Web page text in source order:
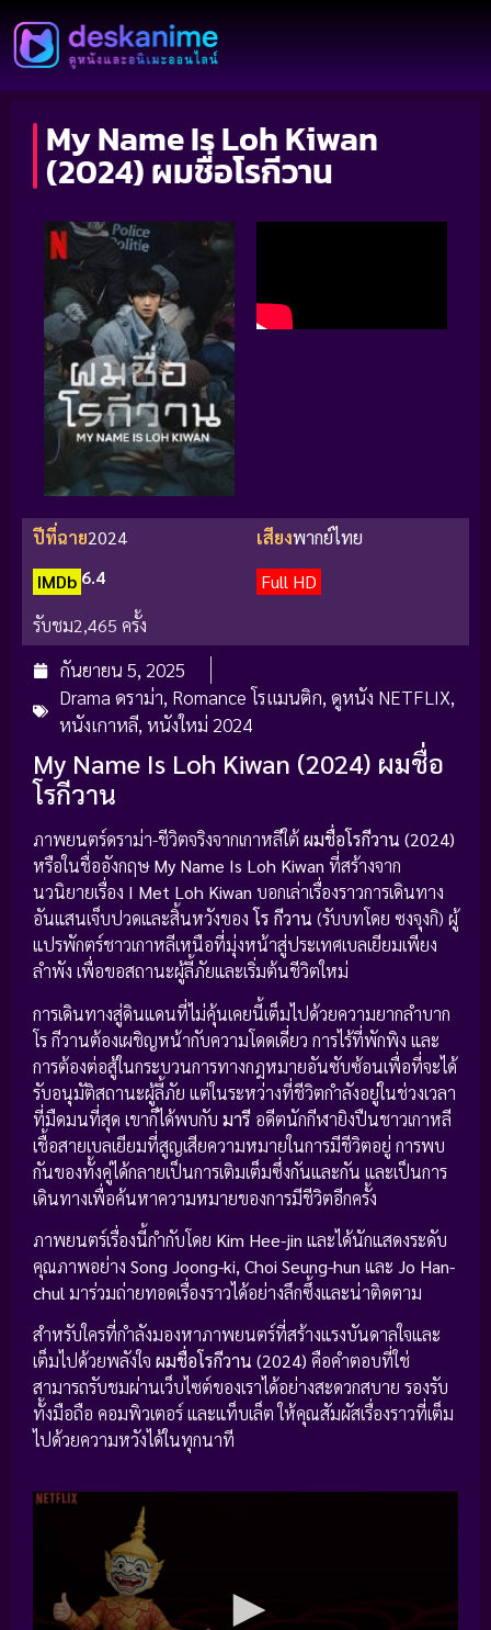
My Name Is Loh Kiwan
(2024) ผมชื่อโรกีวาน
ปีที่ฉาย2024 เสียงพากย์ไทย
IMDb 6.4
Full HD
รับชม2,465 ครั้ง
กันยายน 5, 2025
Drama ดราม่า, Romance โรแมนติก, ดูหนัง NETFLIX,
หนังเกาหลี, หนังใหม่ 2024
My Name Is Loh Kiwan (2024) ผมชื่อ
โรกีวาน
ภาพยนตร์ดราม่า-ชีวิตจริงจากเกาหลีใต้ผมชื่อโรกีวาน (2024)
หรือในชื่ออังกฤษMy Name Is Loh Kiwan ที่สร้างจาก
นวนิยายเรื่อง I Met Loh Kiwan บอกเล่าเรื่องราวการเดินทาง
อันแสนเจ็บปวดและสิ้นหวังของ โร กีวาน (รับบทโดย ซงจุงกิ) ผู้
แปรพักตร์ชาวเกาหลีเหนือที่มุ่งหน้าสู่ประเทศเบลเยียมเพียง
ลำพัง เพื่อขอสถานะผู้ลี้ภัยและเริ่มต้นชีวิตใหม่
การเดินทางสู่ดินแดนที่ไม่คุ้นเคยนี้เต็มไปด้วยความยากลำบาก
โร กีวานต้องเผชิญหน้ากับความโดดเดี่ยว การไร้ที่พักพิง และ
การต้องต่อสู้ในกระบวนการทางกฎหมายอันซับซ้อนเพื่อที่จะได้
รับอนุมัติสถานะผู้ลี้ภัย แต่ในระหว่างที่ชีวิตกำลังอยู่ในช่วงเวลา
ที่มืดมนที่สุด เขาก็ได้พบกับ มารี อดีตนักกีฬายิงปืนชาวเกาหลี
เชื้อสายเบลเยียมที่สูญเสียความหมายในการมีชีวิตอยู่ การพบ
กันของทั้งคู่ได้กลายเป็นการเติมเต็มซึ่งกันและกัน และเป็นการ
เดินทางเพื่อค้นหาความหมายของการมีชีวิตอีกครั้ง
ภาพยนตร์เรื่องนี้กำกับโดย Kim Hee-jin และได้นักแสดงระดับ
คุณภาพอย่าง Song Joong-ki, Choi Seung-hun และ Jo Han-
chul มาร่วมถ่ายทอดเรื่องราวได้อย่างลึกซึ้งและน่าติดตาม
สำหรับใครที่กำลังมองหาภาพยนตร์ที่สร้างแรงบันดาลใจและ
เต็มไปด้วยพลังใจ ผมชื่อโรกีวาน (2024) คือคำตอบที่ใช่
สามารถรับชมผ่านเว็บไซต์ของเราได้อย่างสะดวกสบาย รองรับ
ทั้งมือถือ คอมพิวเตอร์ และแท็บเล็ต ให้คุณสัมผัสเรื่องราวที่เต็ม
ไปด้วยความหวังได้ในทุกนาที